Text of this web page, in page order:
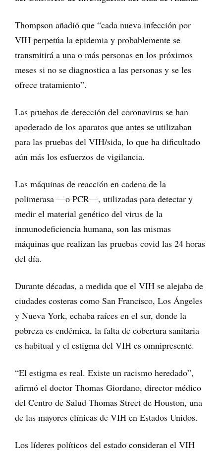
Thompson añadió que “cada nueva infección por
VIH perpetúa la epidemia y probablemente se
transmitirá a una o más personas en los próximos
meses si no se diagnostica a las personas y se les
ofrece tratamiento”.
Las pruebas de detección del coronavirus se han
apoderado de los aparatos que antes se utilizaban
para las pruebas del VIH/sida, lo que ha dificultado
aún más los esfuerzos de vigilancia.
Las máquinas de reacción en cadena de la
polimerasa —o PCR—, utilizadas para detectar y
medir el material genético del virus de la
inmunodeficiencia humana, son las mismas
máquinas que realizan las pruebas covid las 24 horas
del día.
Durante décadas, a medida que el VIH se alejaba de
ciudades costeras como San Francisco, Los Ángeles
y Nueva York, echaba raíces en el sur, donde la
pobreza es endémica, la falta de cobertura sanitaria
es habitual y el estigma del VIH es omnipresente.
“El estigma es real. Existe un racismo heredado”,
afirmó el doctor Thomas Giordano, director médico
del Centro de Salud Thomas Street de Houston, una
de las mayores clínicas de VIH en Estados Unidos.
Los líderes políticos del estado consideran el VIH